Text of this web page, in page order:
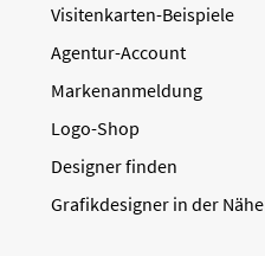
Visitenkarten-Beispiele
Agentur-Account
Markenanmeldung
Logo-Shop
Designer finden
Grafikdesigner in der Nähe